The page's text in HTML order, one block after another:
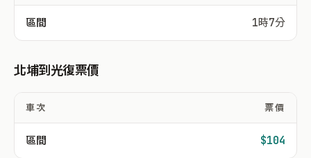
區間 1時7分
北埔到光復票價
車次 票價
區間 $104